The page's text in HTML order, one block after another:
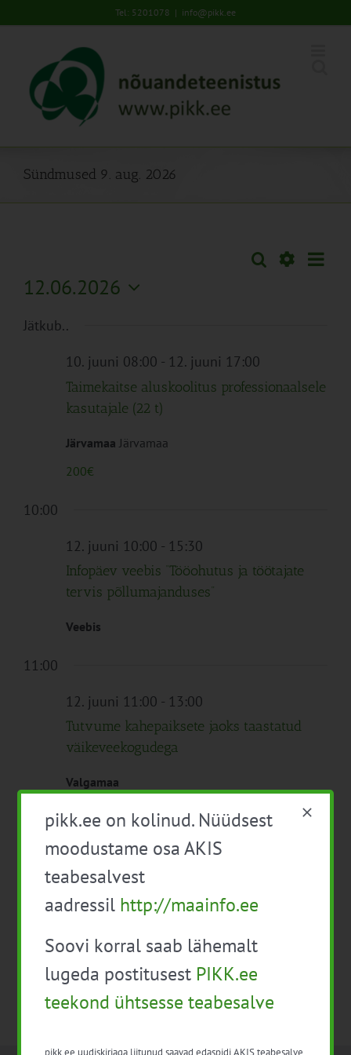
to
Tel: 5201078 | info@pikk.ee
Sündmused 9. aug. 2026
Sündmused
Navigation
Otsi Päev
12.06.2026
kuupäev.
Jätkub..
10. juuni 08:00 - 12. juuni 17:00
Taimekaitse aluskoolitus professionaalsele
kasutajale (22 t)
Järvamaa Järvamaa
200€
10:00
12. juuni 10:00 - 15:30
Infopäev veebis “Tööohutus ja töötajate
tervis põllumajanduses”
Veebis
11:00
12. juuni 11:00 - 13:00
Tutvume kahepaiksete jaoks taastatud
väikeveekogudega
Valgamaa
Tasuta
Eelmine päev
pikk.ee on kolinud. Nüüdsest
moodustame osa AKIS
teabesalvest
aadressil http://maainfo.ee
Soovi korral saab lähemalt
lugeda postitusest PIKK.ee
teekond ühtsesse teabesalve
pikk.ee uudiskirjaga liitunud saavad edaspidi AKIS teabesalve